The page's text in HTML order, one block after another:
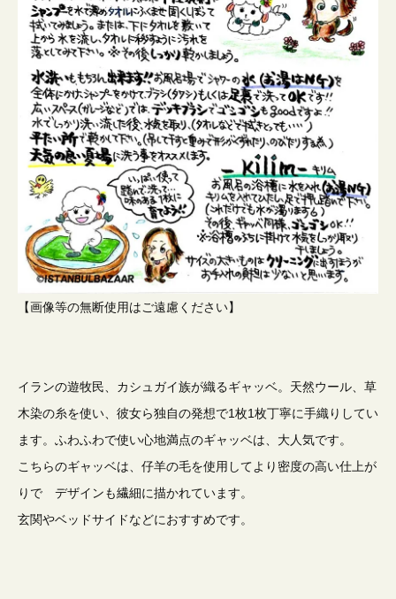
【画像等の無断使用はご遠慮ください】
イランの遊牧民、カシュガイ族が織るギャッベ。天然ウール、草
木染の糸を使い、彼女ら独自の発想で1枚1枚丁寧に手織りしてい
ます。ふわふわで使い心地満点のギャッベは、大人気です。
こちらのギャッベは、仔羊の毛を使用してより密度の高い仕上が
りで デザインも繊細に描かれています。
玄関やベッドサイドなどにおすすめです。